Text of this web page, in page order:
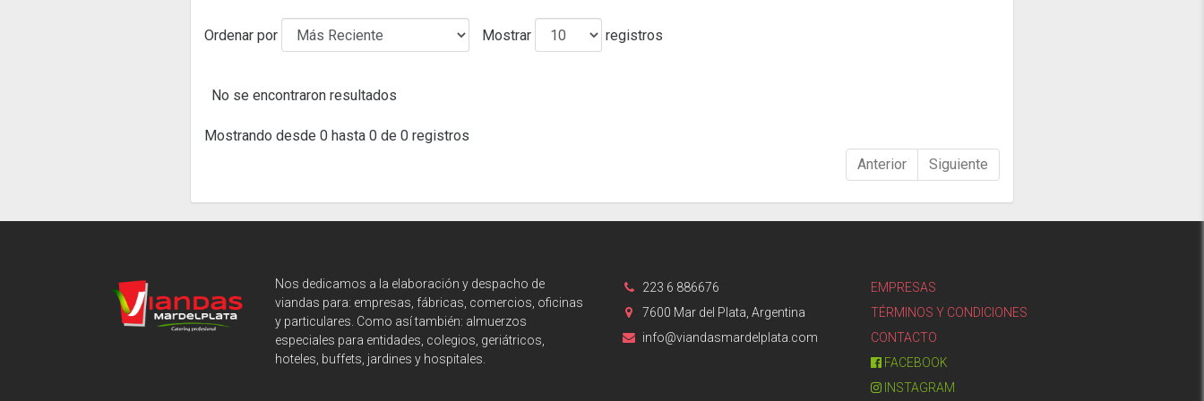
Ordenar por Mostrar registros
No se encontraron resultados
Mostrando desde 0 hasta 0 de 0 registros
Anterior
Siguiente
Nos dedicamos a la elaboración y despacho de
viandas para: empresas, fábricas, comercios, oficinas
y particulares. Como así también: almuerzos
especiales para entidades, colegios, geriátricos,
hoteles, buffets, jardines y hospitales.
223 6 886676
7600 Mar del Plata, Argentina
info@viandasmardelplata.com
EMPRESAS
TÉRMINOS Y CONDICIONES
CONTACTO
FACEBOOK
INSTAGRAM